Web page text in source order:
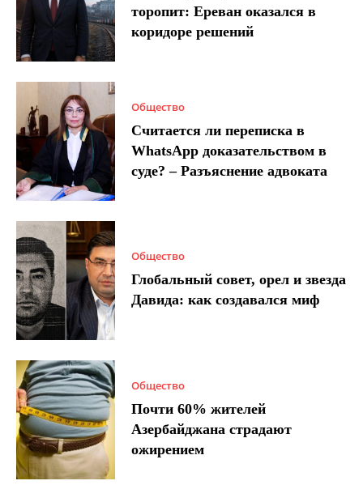
торопит: Ереван оказался в
коридоре решений
Общество
Считается ли переписка в
WhatsApp доказательством в
суде? – Разъяснение адвоката
Общество
Глобальный совет, орел и звезда
Давида: как создавался миф
Общество
Почти 60% жителей
Азербайджана страдают
ожирением